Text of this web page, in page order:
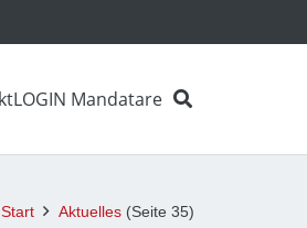
LOGIN Mandatare
Start Aktuelles (Seite 35)